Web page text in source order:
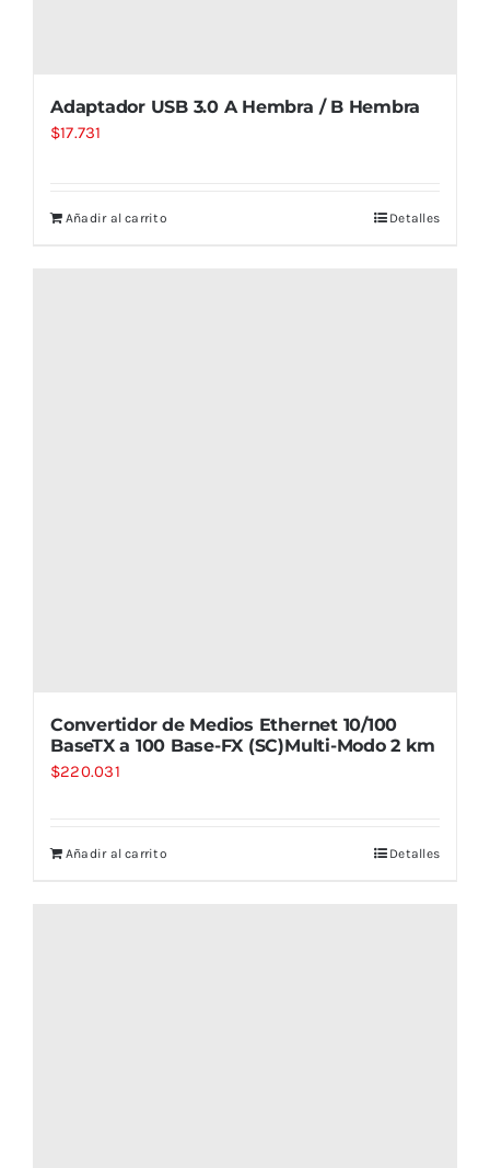
Adaptador USB 3.0 A Hembra / B Hembra
$17.731
Añadir al carrito Detalles
Convertidor de Medios Ethernet 10/100
BaseTX a 100 Base-FX (SC)Multi-Modo 2 km
$220.031
Añadir al carrito Detalles